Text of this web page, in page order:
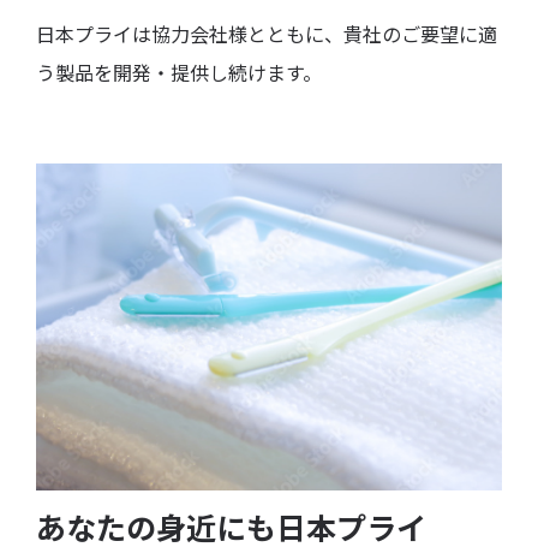
日本プライは協力会社様とともに、貴社のご要望に適
う製品を開発・提供し続けます。
あなたの身近にも日本プライ